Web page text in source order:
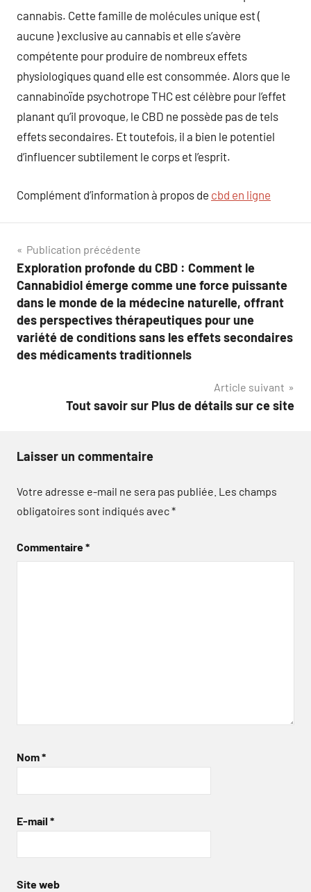
cannabis. Cette famille de molécules unique est (
aucune ) exclusive au cannabis et elle s’avère
compétente pour produire de nombreux effets
physiologiques quand elle est consommée. Alors que le
cannabinoïde psychotrope THC est célèbre pour l’effet
planant qu’il provoque, le CBD ne possède pas de tels
effets secondaires. Et toutefois, il a bien le potentiel
d’influencer subtilement le corps et l’esprit.
Complément d’information à propos de cbd en ligne
Navigation
de
l’article
Publication précédente
Exploration profonde du CBD : Comment le
Cannabidiol émerge comme une force puissante
dans le monde de la médecine naturelle, offrant
des perspectives thérapeutiques pour une
variété de conditions sans les effets secondaires
des médicaments traditionnels
Article suivant
Tout savoir sur Plus de détails sur ce site
Laisser un commentaire
Votre adresse e-mail ne sera pas publiée. Les champs
obligatoires sont indiqués avec*
Commentaire*
Nom*
E-mail *
Site web